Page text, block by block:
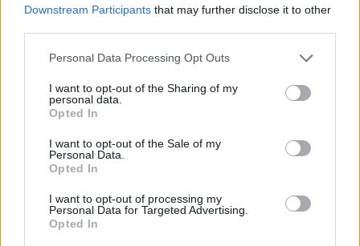
Downstream Participants that may further disclose it to other
Please note that this website/app uses one or more Google
not limited to your visit or usage behaviour. You may click to
grant or deny consent to Google and its third-party tags to
use your data for below specified purposes in below Google
consent section.
Personal Data Processing Opt Outs
I want to opt-out of the Sharing of my
personal data.
Opted In
I want to opt-out of the Sale of my
Personal Data.
Opted In
I want to opt-out of processing my
Personal Data for Targeted Advertising.
Opted In